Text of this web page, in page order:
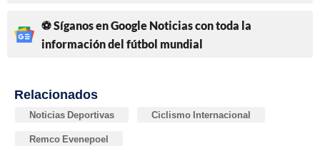
⚽ Síganos en Google Noticias con toda la
información del fútbol mundial
Relacionados
Noticias Deportivas Ciclismo Internacional
Remco Evenepoel